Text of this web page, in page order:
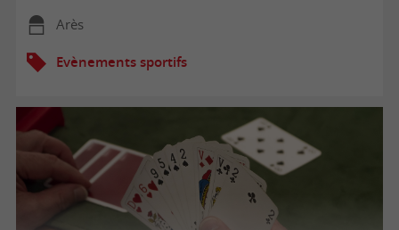
Arès
Evènements sportifs